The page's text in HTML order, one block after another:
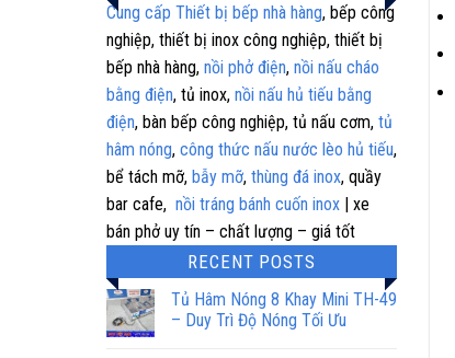
Cung cấp Thiết bị bếp nhà hàng, bếp công
nghiệp, thiết bị inox công nghiệp, thiết bị
bếp nhà hàng, nồi phở điện, nồi nấu cháo
bằng điện, tủ inox, nồi nấu hủ tiếu bằng
điện, bàn bếp công nghiệp, tủ nấu cơm, tủ
hâm nóng, công thức nấu nước lèo hủ tiếu,
bể tách mỡ, bẫy mỡ, thùng đá inox, quầy
bar cafe, nồi tráng bánh cuốn inox | xe
bán phở uy tín – chất lượng – giá tốt
RECENT POSTS
Tủ Hâm Nóng 8 Khay Mini TH-49
– Duy Trì Độ Nóng Tối Ưu